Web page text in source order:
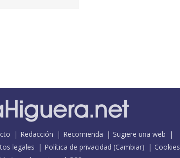
Redacción Recomienda
Sugiere una web
legales
Política de privacidad (Cambiar)
Cookies